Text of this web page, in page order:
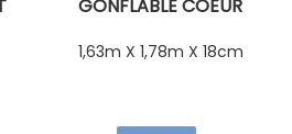
GONFLABLE COEUR
1,63m X 1,78m X 18cm